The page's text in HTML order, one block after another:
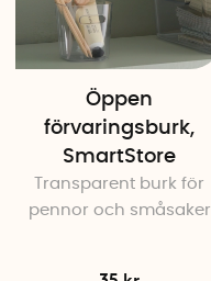
Öppen
förvaringsburk,
SmartStore
Transparent burk för
pennor och småsaker